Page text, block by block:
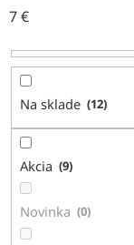
e
r
o
k
7€
Na sklade 12
Akcia 9
Novinka 0